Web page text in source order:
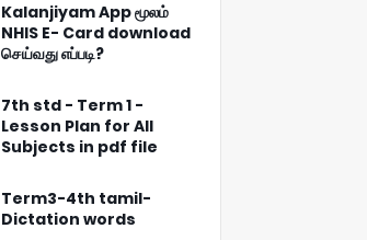
Kalanjiyam App மூலம்
NHIS E- Card download
செய்வது எப்படி?
7th std - Term 1 -
Lesson Plan for All
Subjects in pdf file
Term3-4th tamil-
Dictation words